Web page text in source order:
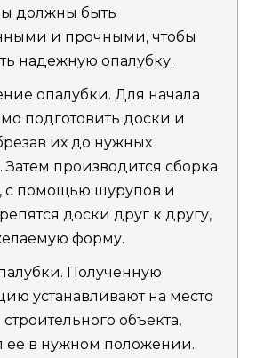
должны быть
и прочными, чтобы
надежную опалубку.
опалубки. Для начала
подготовить доски и
их до нужных
Затем производится сборка
с помощью шурупов и
доски друг к другу,
форму.
Полученную
устанавливают на место
объекта,
ее в нужном положении.